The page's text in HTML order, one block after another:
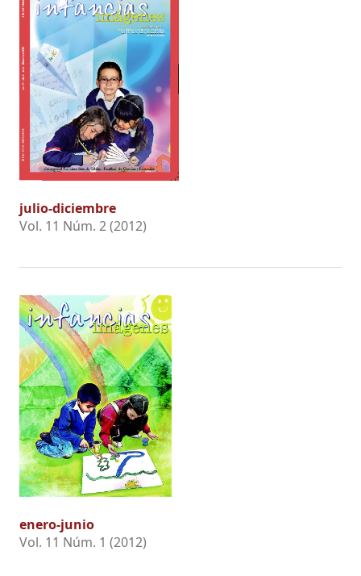
julio-diciembre
Vol. 11 Núm. 2 (2012)
enero-junio
Vol. 11 Núm. 1 (2012)